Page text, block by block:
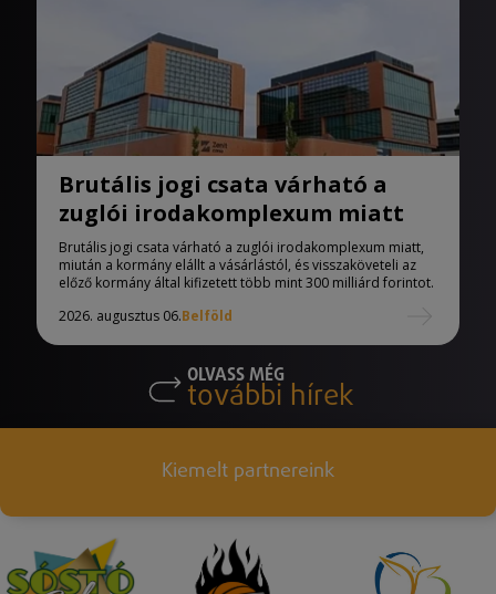
Brutális jogi csata várható a
zuglói irodakomplexum miatt
Brutális jogi csata várható a zuglói irodakomplexum miatt,
miután a kormány elállt a vásárlástól, és visszaköveteli az
előző kormány által kifizetett több mint 300 milliárd forintot.
2026. augusztus 06.Belföld
OLVASS MÉG
további hírek
Kiemelt partnereink